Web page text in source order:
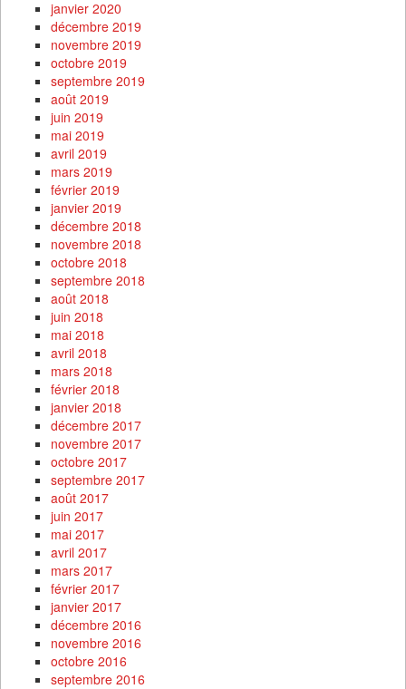
janvier 2020
décembre 2019
novembre 2019
octobre 2019
septembre 2019
août 2019
juin 2019
mai 2019
avril 2019
mars 2019
février 2019
janvier 2019
décembre 2018
novembre 2018
octobre 2018
septembre 2018
août 2018
juin 2018
mai 2018
avril 2018
mars 2018
février 2018
janvier 2018
décembre 2017
novembre 2017
octobre 2017
septembre 2017
août 2017
juin 2017
mai 2017
avril 2017
mars 2017
février 2017
janvier 2017
décembre 2016
novembre 2016
octobre 2016
septembre 2016